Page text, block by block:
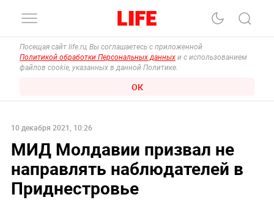
Посещая сайт life.ru, Вы соглашаетесь с приложенной
Политикой обработки Персональных данных и с использованием
файлов cookie, указанных в данной Политике.
ОК
10 декабря 2021, 10:26
МИД Молдавии призвал не
направлять наблюдателей в
Приднестровье